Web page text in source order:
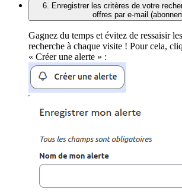
6. Enregistrer les critères de votre
offres par e-mail
Gagnez du temps et évitez de ressaisir
recherche à chaque visite ! Pour cela,
« Créer une alerte » :